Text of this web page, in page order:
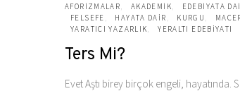
AFORIZMALAR AKADEMIK EDEBIYATA
FELSEFE
HAYATA DAIR KURGU
YARATICI YAZARLIK
YERALTI EDEBIYATI
Ters Mi?
Evet Aştı birey birçok engeli, hayatında.